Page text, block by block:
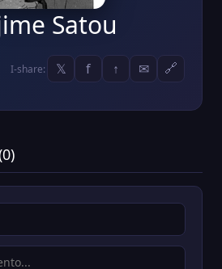
Satou
I-share: 𝕏 f ↑ ✉ 🔗